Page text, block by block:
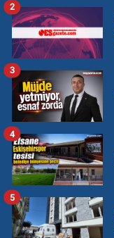
2
3
4
5